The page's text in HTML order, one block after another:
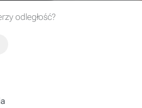
odległość?